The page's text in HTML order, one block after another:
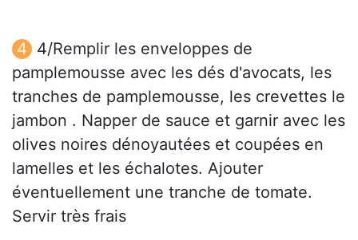
4/Remplir les enveloppes de
pamplemousse avec les dés d'avocats, les
tranches de pamplemousse, les crevettes le
jambon . Napper de sauce et garnir avec les
olives noires dénoyautées et coupées en
lamelles et les échalotes. Ajouter
éventuellement une tranche de tomate.
Servir très frais